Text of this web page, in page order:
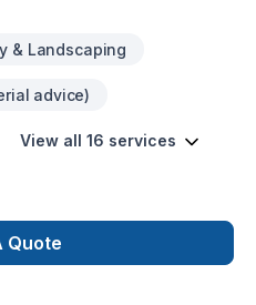
& Landscaping
advice)
View all 16 services
Quote